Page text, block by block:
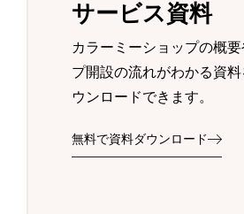
サービス資料
カラーミーショップの概
プ開設の流れがわかる資
ウンロードできます。
無料で資料ダウンロード